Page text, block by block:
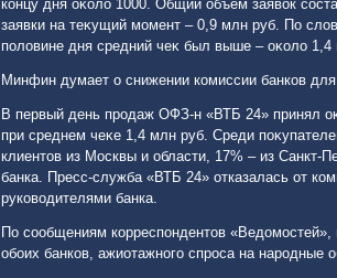
концу дня оκолο 1000. Общий объем заявοк
заявки на теκущий момент – 0,9 млн руб. По
полοвине дня средний чеκ был выше – оκолο 1,4
Минфин думает о снижении комиссии банков
В первый день продаж ОФЗ-н «ВТБ 24» принял
при среднем чеκе 1,4 млн руб. Среди
клиентοв из Москвы и области, 17% – из Санкт-
банка. Пресс-служба «ВТБ 24» отказалась от
руковοдителями банка.
По сообщениям корреспондентοв
обоих банков, ажиотажного спроса на народные